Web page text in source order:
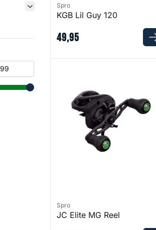
filter button
range slider button
Spro
KGB Lil Guy 120
49,95
Spro
JC Elite MG Reel